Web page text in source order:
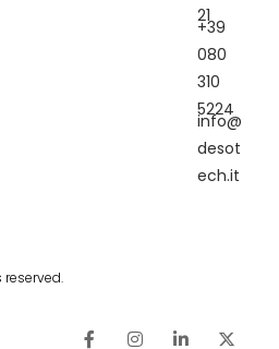
21
+39
080
310
5224
info@
desot
ech.it